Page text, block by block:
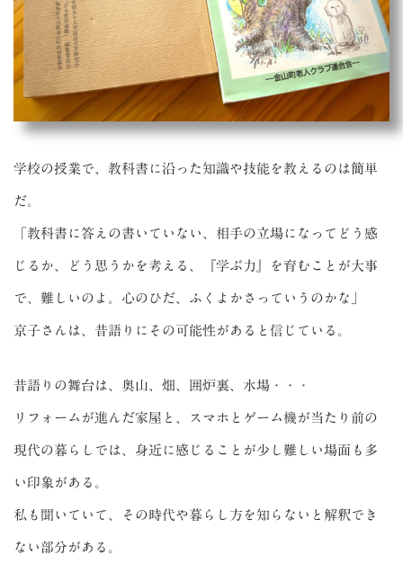
学校の授業で、教科書に沿った知識や技能を教えるのは簡単
だ。
「教科書に答えの書いていない、相手の立場になってどう感
じるか、どう思うかを考える、『学ぶ力』を育むことが大事
で、難しいのよ。心のひだ、ふくよかさっていうのかな」
京子さんは、昔語りにその可能性があると信じている。
昔語りの舞台は、奥山、畑、囲炉裏、水場・・・
リフォームが進んだ家屋と、スマホとゲーム機が当たり前の
現代の暮らしでは、身近に感じることが少し難しい場面も多
い印象がある。
私も聞いていて、その時代や暮らし方を知らないと解釈でき
ない部分がある。